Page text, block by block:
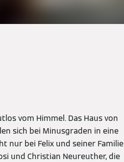
vom Himmel. Das Haus von
sich bei Minusgraden in eine
nur bei Felix und seiner Familie
und Christian Neureuther, die